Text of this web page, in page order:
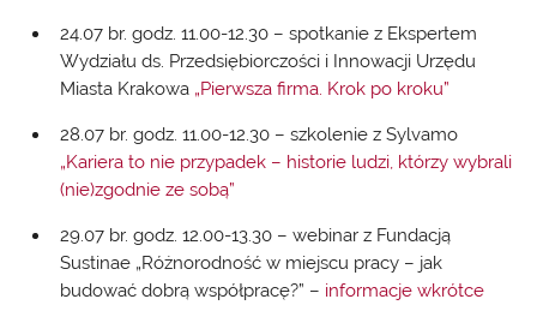
24.07 br. godz. 11.00-12.30 – spotkanie z Ekspertem
Wydziału ds. Przedsiębiorczości i Innowacji Urzędu
Miasta Krakowa „Pierwsza firma. Krok po kroku”
28.07 br. godz. 11.00-12.30 – szkolenie z Sylvamo
„Kariera to nie przypadek – historie ludzi, którzy wybrali
(nie)zgodnie ze sobą”
29.07 br. godz. 12.00-13.30 – webinar z Fundacją
Sustinae „Różnorodność w miejscu pracy – jak
budować dobrą współpracę?” – informacje wkrótce